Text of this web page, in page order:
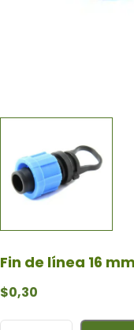
Fin de línea 16
$0,30